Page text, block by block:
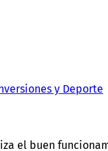
y Deporte
el buen